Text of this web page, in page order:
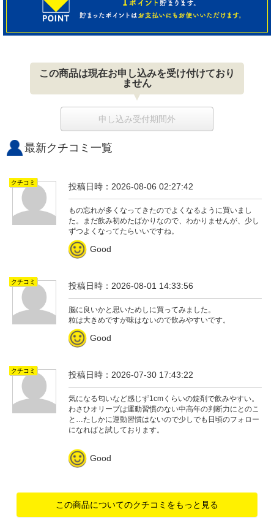
この商品は現在お申し込みを受け付けており
ません
申し込み受付期間外
最新クチコミ一覧
クチコミ 投稿日時：2026-08-06 02:27:42
もの忘れが多くなってきたのでよくなるように買いまし
た。まだ飲み初めたばかりなので、わかりませんが、少し
ずつよくなってたらいいですね。
Good
クチコミ 投稿日時：2026-08-01 14:33:56
脳に良いかと思いためしに買ってみました。
粒は大きめですが味はないので飲みやすいです。
Good
クチコミ 投稿日時：2026-07-30 17:43:22
気になる匂いなど感じず1cmくらいの錠剤で飲みやすい。
わさひオリーブは運動習慣のない中高年の判断力にとのこ
と…たしかに運動習慣はないので少しでも日頃のフォロー
になればと試しております。
Good
この商品についてのクチコミをもっと見る